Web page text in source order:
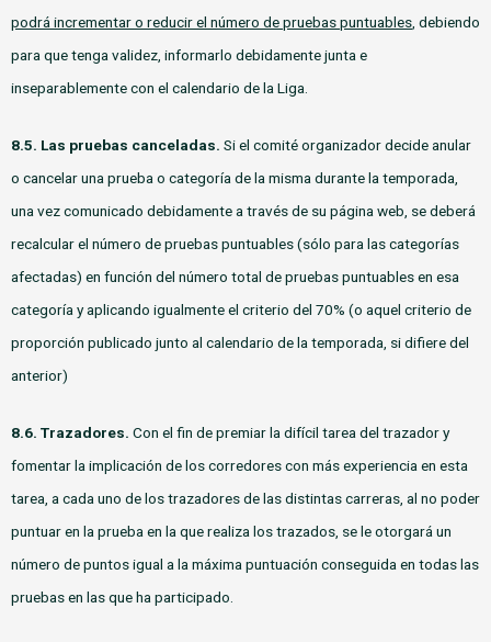
podrá incrementar o reducir el número de pruebas puntuables, debiendo
para que tenga validez, informarlo debidamente junta e
inseparablemente con el calendario de la Liga.
8.5. Las pruebas canceladas. Si el comité organizador decide anular
o cancelar una prueba o categoría de la misma durante la temporada,
una vez comunicado debidamente a través de su página web, se deberá
recalcular el número de pruebas puntuables (sólo para las categorías
afectadas) en función del número total de pruebas puntuables en esa
categoría y aplicando igualmente el criterio del 70% (o aquel criterio de
proporción publicado junto al calendario de la temporada, si difiere del
anterior)
8.6. Trazadores. Con el fin de premiar la difícil tarea del trazador y
fomentar la implicación de los corredores con más experiencia en esta
tarea, a cada uno de los trazadores de las distintas carreras, al no poder
puntuar en la prueba en la que realiza los trazados, se le otorgará un
número de puntos igual a la máxima puntuación conseguida en todas las
pruebas en las que ha participado.